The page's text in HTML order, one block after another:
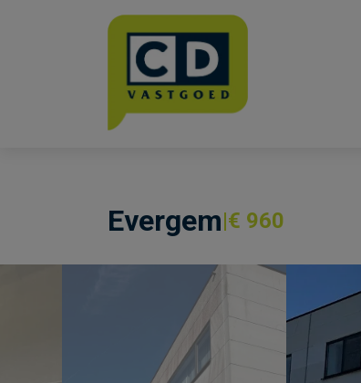
Menu overslaan en naar de inhoud gaan
Evergem € 960